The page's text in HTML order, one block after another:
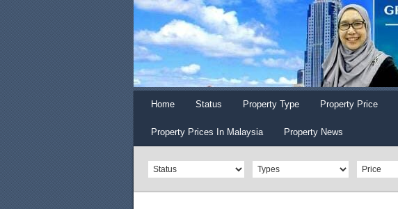
Home Status Property Type Property Price
Property Prices In Malaysia Property News